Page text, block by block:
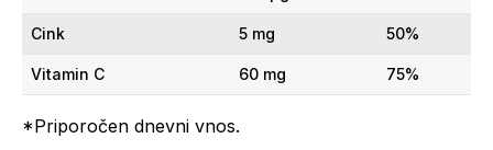
Cink 5 mg 50%
Vitamin C 60 mg 75%
*Priporočen dnevni vnos.